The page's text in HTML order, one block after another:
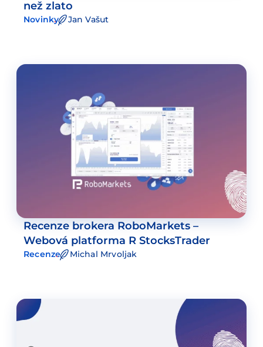
než zlato
Novinky Jan Vašut
Recenze brokera RoboMarkets –
Webová platforma R StocksTrader
Recenze Michal Mrvoljak